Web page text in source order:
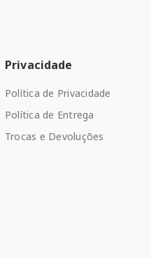
Privacidade
Política de Privacidade
Política de Entrega
Trocas e Devoluções